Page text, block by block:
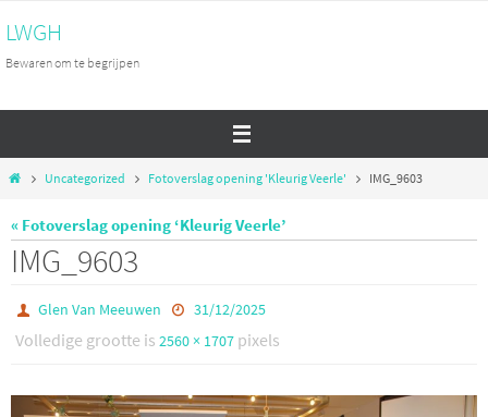
naar
de
LWGH
Bewaren om te begrijpen
HomeUncategorized Fotoverslag opening 'Kleurig Veerle' IMG_9603
« Fotoverslag opening ‘Kleurig Veerle’
IMG_9603
Glen Van Meeuwen 31/12/2025
Volledige grootte is 2560 × 1707 pixels